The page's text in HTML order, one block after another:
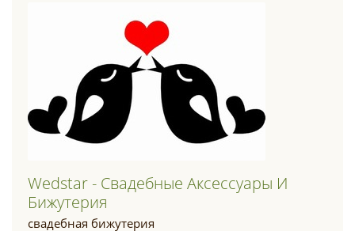
Wedstar - Свадебные Аксессуары И
Бижутерия
свадебная бижутерия